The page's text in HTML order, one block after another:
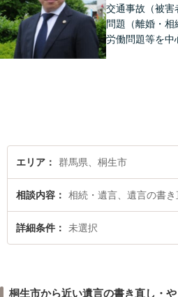
交通事故（被害
問題（離婚・相
労働問題等を中
エリア 群馬県、桐生市
相談内容 相続・遺言、遺言の書
詳細条件 未選択
桐生市から近い遺言の書き直し・